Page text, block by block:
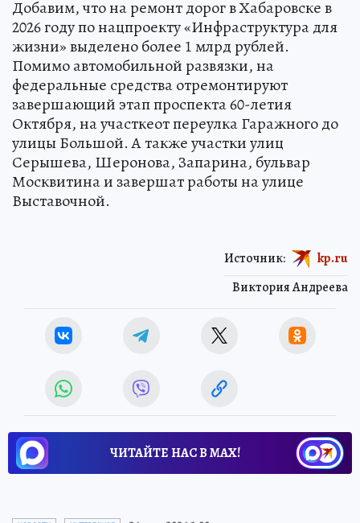
Добавим, что на ремонт дорог в Хабаровске в
2026 году по нацпроекту «Инфраструктура для
жизни» выделено более 1 млрд рублей.
Помимо автомобильной развязки, на
федеральные средства отремонтируют
завершающий этап проспекта 60-летия
Октября, на участкеот переулка Гаражного до
улицы Большой. А также участки улиц
Серышева, Шеронова, Запарина, бульвар
Москвитина и завершат работы на улице
Выставочной.
Виктория Андреева
Источник: kp.ru
ЧИТАЙТЕ НАС В МАХ!